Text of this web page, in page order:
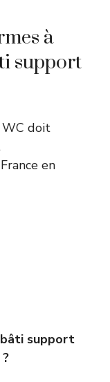
à
support
WC doit
en
support